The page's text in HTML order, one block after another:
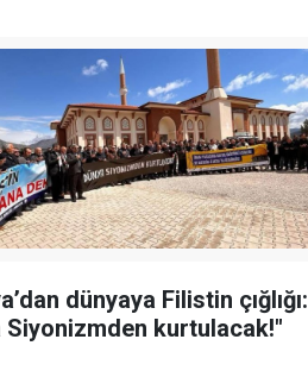
dünyaya Filistin çığlığı:
Siyonizmden kurtulacak!"